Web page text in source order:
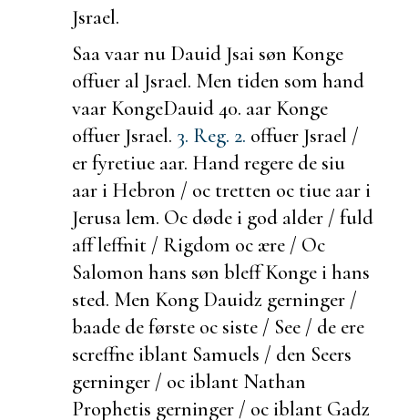
Jsrael.
Saa vaar nu Dauid Jsai søn Konge
offuer al Jsrael. Men tiden som hand
vaar KongeDauid 40. aar Konge
offuer Jsrael. 3. Reg. 2. offuer Jsrael /
er fyretiue aar. Hand regere de siu
aar i Hebron / oc tretten oc tiue aar i
Jerusa lem. Oc døde i god alder / fuld
affleffnit / Rigdom oc ære / Oc
Salomon hans søn bleff Konge i hans
sted. Men Kong Dauidz gerninger /
baade de første oc siste / See / de ere
screffne iblant Samuels / den Seers
gerninger / oc iblant Nathan
Prophetis gerninger / oc iblant Gadz